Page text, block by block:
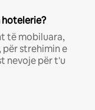
hotelerie?
të mobiluara,
strehimin e
nevoje për t'u